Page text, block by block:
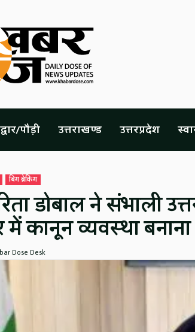
पौड़ी उत्तराखण्ड उत्तरप्रदेश
बिग ब्रेकिंग
डोबाल ने संभाली
कानून व्यवस्था
Dose Desk